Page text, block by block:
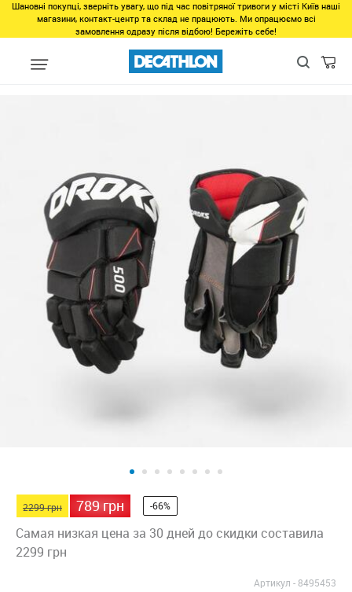
Шановні покупці, зверніть увагу, що під час повітряної тривоги у місті Київ наші
магазини, контакт-центр та склад не працюють. Ми опрацюємо всі
замовлення одразу після відбою! Бережіть себе!
Виды спорта Командные виды спорта Хоккей на льду
2299 грн 789 грн -66%
Самая низкая цена за 30 дней до скидки составила
2299 грн
Артикул -8495453